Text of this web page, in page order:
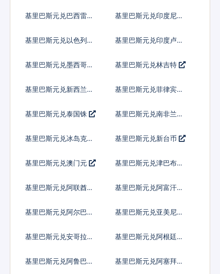
基里巴斯元兑巴西雷亚
基里巴斯元兑印度尼西
基里巴斯元兑以色列谢
基里巴斯元兑印度卢比
基里巴斯元兑墨西哥比
基里巴斯元兑林吉特
基里巴斯元兑新西兰元
基里巴斯元兑菲律宾比
基里巴斯元兑泰国铢 基里巴斯元兑南非兰特
基里巴斯元兑冰岛克朗 基里巴斯元兑新台币
基里巴斯元兑澳门元
基里巴斯元兑津巴布韦
基里巴斯元兑阿联酋迪
基里巴斯元兑阿富汗尼
基里巴斯元兑阿尔巴尼
基里巴斯元兑亚美尼亚
基里巴斯元兑安哥拉宽
基里巴斯元兑阿根廷比
基里巴斯元兑阿鲁巴弗
基里巴斯元兑阿塞拜疆